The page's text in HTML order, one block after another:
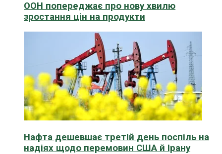
ООН попереджає про нову хвилю
зростання цін на продукти
Нафта дешевшає третій день поспіль на
надіях щодо перемовин США й Ірану